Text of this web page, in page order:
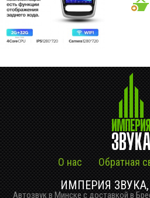
О нас Обратная
ИМПЕРИЯ ЗВУКА,
Автозвук в Минске с доставкой в